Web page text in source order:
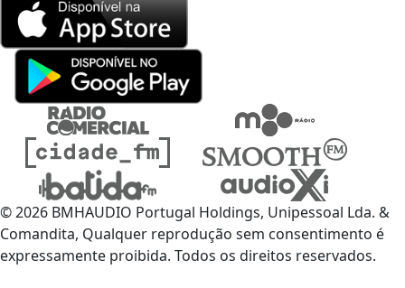
© 2026 BMHAUDIO Portugal Holdings, Unipessoal Lda. &
Comandita, Qualquer reprodução sem consentimento é
expressamente proibida. Todos os direitos reservados.